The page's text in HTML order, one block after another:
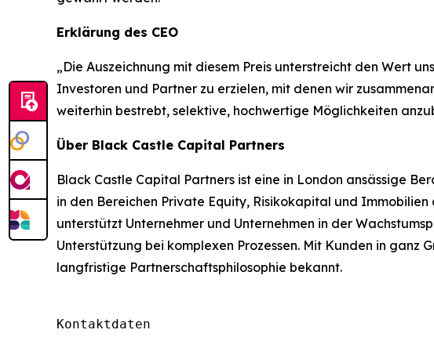
Erklärung des CEO
„Die Auszeichnung mit diesem Preis unterstreicht den Wert
Investoren und Partner zu erzielen, mit denen wir
weiterhin bestrebt, selektive, hochwertige Möglichkeiten
Über Black Castle Capital Partners
Black Castle Capital Partners ist eine in London ansässige
in den Bereichen Private Equity, Risikokapital und
unterstützt Unternehmer und Unternehmen in der
Unterstützung bei komplexen Prozessen. Mit Kunden in ganz
langfristige Partnerschaftsphilosophie bekannt.
Kontaktdaten